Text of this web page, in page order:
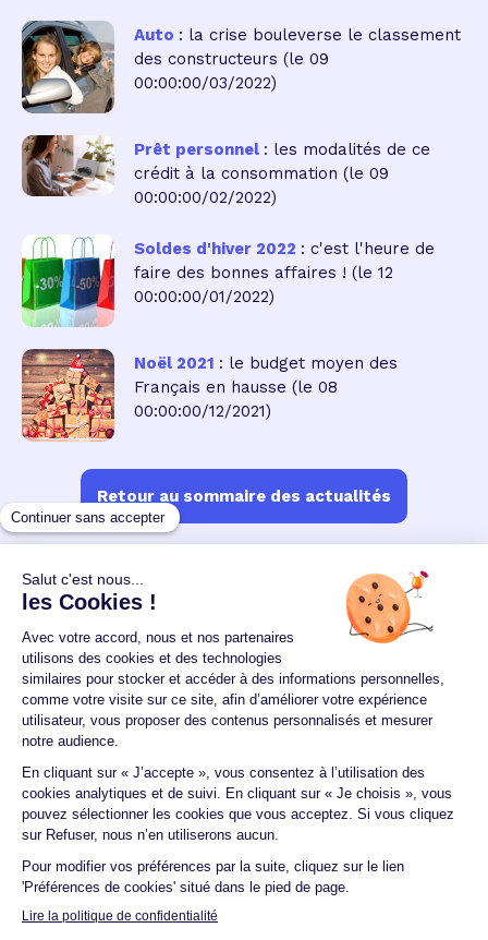
Auto : la crise bouleverse le classement
des constructeurs (le 09
00:00:00/03/2022)
Prêt personnel : les modalités de ce
crédit à la consommation (le 09
00:00:00/02/2022)
Soldes d'hiver 2022 : c'est l'heure de
faire des bonnes affaires ! (le 12
00:00:00/01/2022)
Noël 2021 : le budget moyen des
Français en hausse (le 08
00:00:00/12/2021)
Retour au sommaire des actualités
Un crédit vous engage et doit être remboursé.
Vérifiez vos capacités de remboursement avant de
vous engager.
Aucun versement, de quelque nature que ce soit, ne
peut être exigé d'un particulier avant l'obtention
d'un ou plusieurs prêts d'argent.
© 2026 Guide du crédit •Plan du site• Mentions
Accessibilité Contact